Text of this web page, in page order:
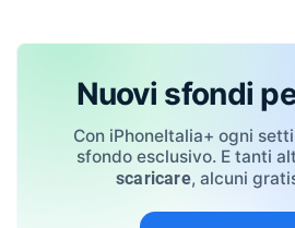
Nuovi sfondi
Con iPhoneItalia+ ogni
sfondo esclusivo. E tanti
scaricare, alcuni